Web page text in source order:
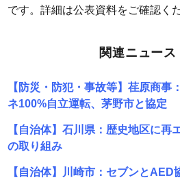
です。詳細は公表資料をご確認く
関連ニュース
【防災・防犯・事故等】荏原商事
ネ100%自立運転、茅野市と協定
【自治体】石川県：歴史地区に再
の取り組み
【自治体】川崎市：セブンとAED